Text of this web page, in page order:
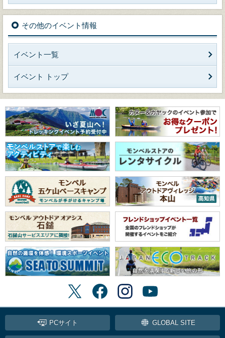
その他のイベント情報
イベント一覧
イベント トップ
PCサイト GLOBAL SITE